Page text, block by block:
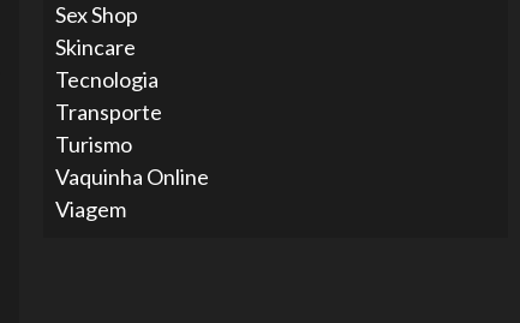
Sex Shop
Skincare
Tecnologia
Transporte
Turismo
Vaquinha Online
Viagem